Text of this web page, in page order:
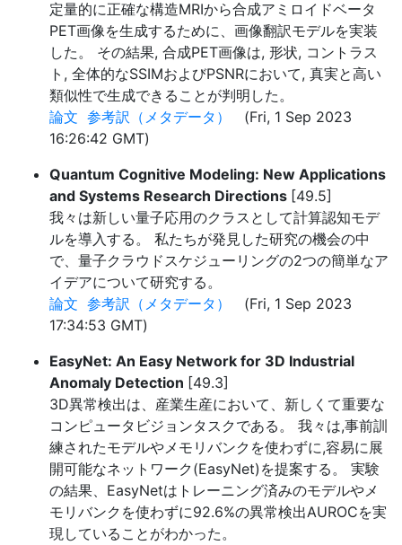
定量的に正確な構造MRIから合成アミロイドベータ
PET画像を生成するために、画像翻訳モデルを実装
した。 その結果, 合成PET画像は, 形状, コントラス
ト, 全体的なSSIMおよびPSNRにおいて, 真実と高い
類似性で生成できることが判明した。
論文 参考訳（メタデータ）
(Fri, 1 Sep 2023
16:26:42 GMT)
Quantum Cognitive Modeling: New Applications
and Systems Research Directions [49.5]
我々は新しい量子応用のクラスとして計算認知モデ
ルを導入する。 私たちが発見した研究の機会の中
で、量子クラウドスケジューリングの2つの簡単なア
イデアについて研究する。
論文 参考訳（メタデータ）
(Fri, 1 Sep 2023
17:34:53 GMT)
EasyNet: An Easy Network for 3D Industrial
Anomaly Detection [49.3]
3D異常検出は、産業生産において、新しくて重要な
コンピュータビジョンタスクである。 我々は,事前訓
練されたモデルやメモリバンクを使わずに,容易に展
開可能なネットワーク(EasyNet)を提案する。 実験
の結果、EasyNetはトレーニング済みのモデルやメ
モリバンクを使わずに92.6%の異常検出AUROCを実
現していることがわかった。